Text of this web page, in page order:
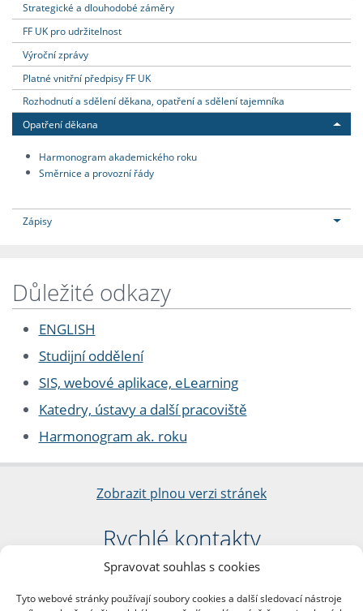
Spravovat souhlas s cookies
Tyto webové stránky používají soubory cookies a další sledovací nástroje
Strategické a dlouhodobé záměry
FF UK pro udržitelnost
Výroční zprávy
Platné vnitřní předpisy FF UK
Rozhodnutí a sdělení děkana, opatření a sdělení tajemníka
Opatření děkana
Harmonogram akademického roku
Směrnice a provozní řády
Zápisy
Důležité odkazy
ENGLISH
Studijní oddělení
SIS, webové aplikace, eLearning
Katedry, ústavy a další pracoviště
Harmonogram ak. roku
Zobrazit plnou verzi stránek
Rychlé kontakty
Filozofická fakulta
nám. Jana Palacha 1/2